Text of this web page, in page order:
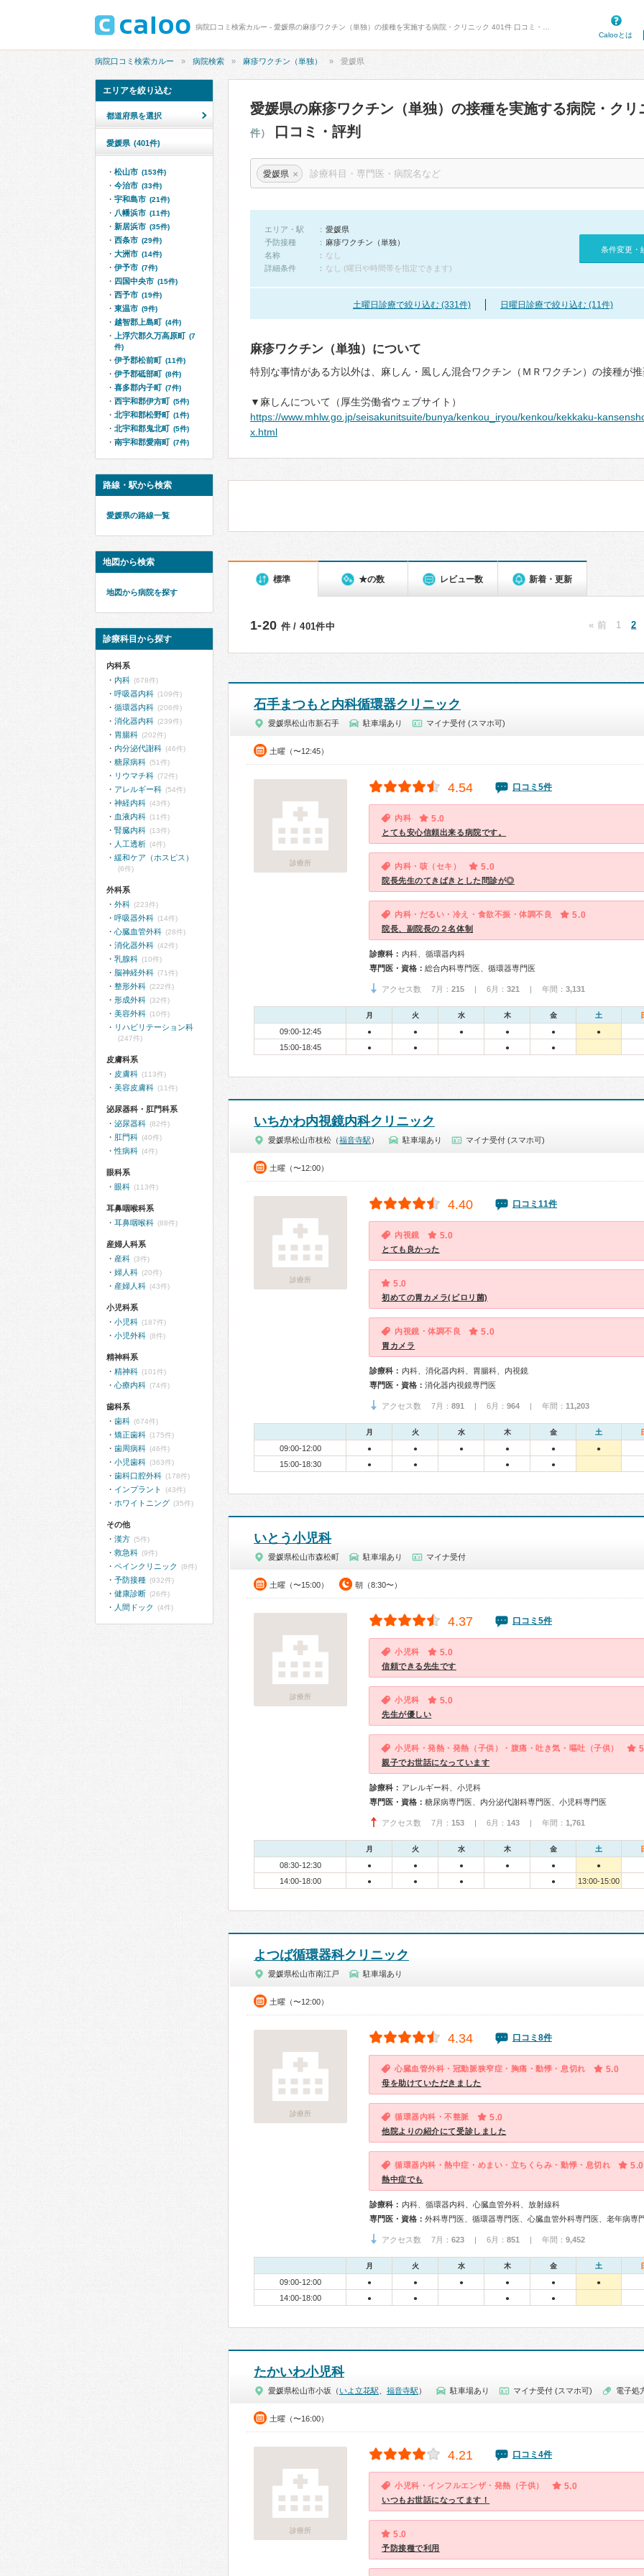
Calooとは
病院口コミ検索カルー 病院検索 麻疹ワクチン（単独） 愛媛県
愛媛県の麻疹ワクチン（単独）の接種を実施する病院・ク
件） 口コミ・評判
愛媛県 ×
エリア・駅
愛媛県
予防接種
麻疹ワクチン（単独）
名称
なし
詳細条件
なし (曜日や時間帯を指定できます)
条件変更・
土曜日診療で絞り込む (331件) 日曜日診療で絞り込む (11件)
麻疹ワクチン（単独）について
特別な事情がある方以外は、麻しん・風しん混合ワクチン（ＭＲワクチン）の接種が
▼麻しんについて（厚生労働省ウェブサイト）
https://www.mhlw.go.jp/seisakunitsuite/bunya/kenkou_iryou/kenkou/kekkaku-
x.html
標準 ★の数 レビュー数 新着・更新
1-20 件 / 401件中 « 前 1 2
石手まつもと内科循環器クリニック
愛媛県松山市新石手 駐車場あり マイナ受付 (スマホ可)
土曜（〜12:45）
診療所
4.54 口コミ5件
内科 5.0
とても安心信頼出来る病院です。
内科・咳（セキ） 5.0
院長先生のてきぱきとした問診が◎
内科・だるい・冷え・食欲不振・体調不良 5.0
院長、副院長の２名体制
診療科： 内科、循環器内科
専門医・資格： 総合内科専門医、循環器専門医
アクセス数 7月： 215 | 6月： 321 | 年間： 3,131
月 火 水 木 金 土
09:00-12:45 ● ● ● ● ● ●
15:00-18:45 ● ● ● ●
いちかわ内視鏡内科クリニック
愛媛県松山市枝松（福音寺駅 ） 駐車場あり マイナ受付 (スマホ可)
土曜（〜12:00）
診療所
4.40 口コミ11件
内視鏡 5.0
とても良かった
5.0
初めての胃カメラ(ピロリ菌)
内視鏡・体調不良 5.0
胃カメラ
診療科： 内科、消化器内科、胃腸科、内視鏡
専門医・資格： 消化器内視鏡専門医
アクセス数 7月： 891 | 6月： 964 | 年間： 11,203
月 火 水 木 金 土
09:00-12:00 ● ● ● ● ● ●
15:00-18:30 ● ● ● ●
いとう小児科
愛媛県松山市森松町 駐車場あり マイナ受付
土曜（〜15:00） 朝（8:30〜）
診療所
4.37 口コミ5件
小児科 5.0
信頼できる先生です
小児科 5.0
先生が優しい
小児科・発熱・発熱（子供）・腹痛・吐き気・嘔吐（子供）
親子でお世話になっています
診療科： アレルギー科、小児科
専門医・資格： 糖尿病専門医、内分泌代謝科専門医、小児科専門医
アクセス数 7月： 153 | 6月： 143 | 年間： 1,761
月 火 水 木 金 土
08:30-12:30 ● ● ● ● ● ●
14:00-18:00 ● ● ● ● 13:00-15:00
よつば循環器科クリニック
愛媛県松山市南江戸 駐車場あり
土曜（〜12:00）
診療所
4.34 口コミ8件
心臓血管外科・冠動脈狭窄症・胸痛・動悸・息切れ 5.0
母を助けていただきました
循環器内科・不整脈 5.0
他院よりの紹介にて受診しました
循環器内科・熱中症・めまい・立ちくらみ・動悸・息切れ 5.0
熱中症でも
診療科： 内科、循環器内科、心臓血管外科、放射線科
専門医・資格：
アクセス数 7月： 623 | 6月： 851 | 年間： 9,452
月 火 水 木 金 土
09:00-12:00 ● ● ● ● ● ●
14:00-18:00 ● ● ● ●
たかいわ小児科
愛媛県松山市小坂（ いよ立花駅 福音寺駅 ） 駐車場あり マイナ受付 (スマホ可) 電子処
土曜（〜16:00）
診療所
4.21 口コミ4件
小児科・インフルエンザ・発熱（子供） 5.0
いつもお世話になってます！
5.0
予防接種で利用
エリアを絞り込む
都道府県を選択
愛媛県 (401件)
松山市 (153件)
今治市 (33件)
宇和島市 (21件)
八幡浜市 (11件)
新居浜市 (35件)
西条市 (29件)
大洲市 (14件)
伊予市 (7件)
四国中央市 (15件)
西予市 (19件)
東温市 (9件)
越智郡上島町 (4件)
上浮穴郡久万高原町 (7
件)
伊予郡松前町 (11件)
伊予郡砥部町 (8件)
喜多郡内子町 (7件)
西宇和郡伊方町 (5件)
北宇和郡松野町 (1件)
北宇和郡鬼北町 (5件)
南宇和郡愛南町 (7件)
路線・駅から検索
愛媛県の路線一覧
地図から検索
地図から病院を探す
診療科目から探す
内科系
内科 (678件)
呼吸器内科 (109件)
循環器内科 (206件)
消化器内科 (239件)
胃腸科 (202件)
内分泌代謝科 (46件)
糖尿病科 (51件)
リウマチ科 (72件)
アレルギー科 (54件)
神経内科 (43件)
血液内科 (11件)
腎臓内科 (13件)
人工透析 (4件)
緩和ケア（ホスピス）
(6件)
外科系
外科 (223件)
呼吸器外科 (14件)
心臓血管外科 (28件)
消化器外科 (42件)
乳腺科 (10件)
脳神経外科 (71件)
整形外科 (222件)
形成外科 (32件)
美容外科 (10件)
リハビリテーション科
(247件)
皮膚科系
皮膚科 (113件)
美容皮膚科 (11件)
泌尿器科・肛門科系
泌尿器科 (82件)
肛門科 (40件)
性病科 (4件)
眼科系
眼科 (113件)
耳鼻咽喉科系
耳鼻咽喉科 (88件)
産婦人科系
産科 (3件)
婦人科 (20件)
産婦人科 (43件)
小児科系
小児科 (187件)
小児外科 (8件)
精神科系
精神科 (101件)
心療内科 (74件)
歯科系
歯科 (674件)
矯正歯科 (175件)
歯周病科 (46件)
小児歯科 (363件)
歯科口腔外科 (178件)
インプラント (43件)
ホワイトニング (35件)
その他
漢方 (5件)
救急科 (9件)
ペインクリニック (8件)
予防接種 (932件)
健康診断 (26件)
人間ドック (4件)